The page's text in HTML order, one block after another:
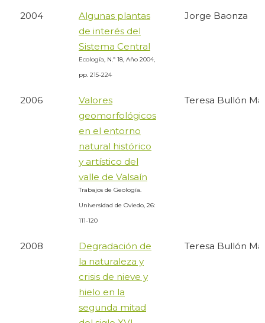
2004
Algunas plantas
de interés del
Sistema Central
Ecología, N.º 18, Año 2004,
pp. 215-224
Jorge Baonza
2006
Valores
geomorfológicos
en el entorno
natural histórico
y artístico del
valle de Valsaín
Trabajos de Geología.
Universidad de Oviedo, 26:
111-120
Teresa Bullón
2008
Degradación de
la naturaleza y
crisis de nieve y
hielo en la
segunda mitad
Teresa Bullón